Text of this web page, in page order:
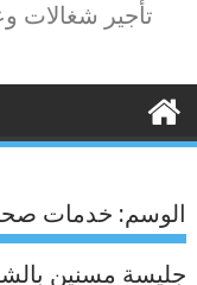
تأجير شغالات
الوسم: خدمات
جليسة مسنين بالشهر